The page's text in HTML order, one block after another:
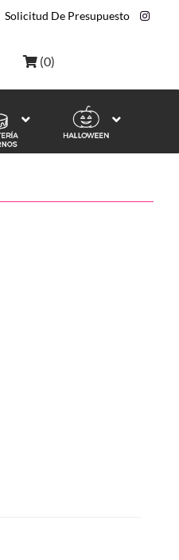
Solicitud De Presupuesto
(0)